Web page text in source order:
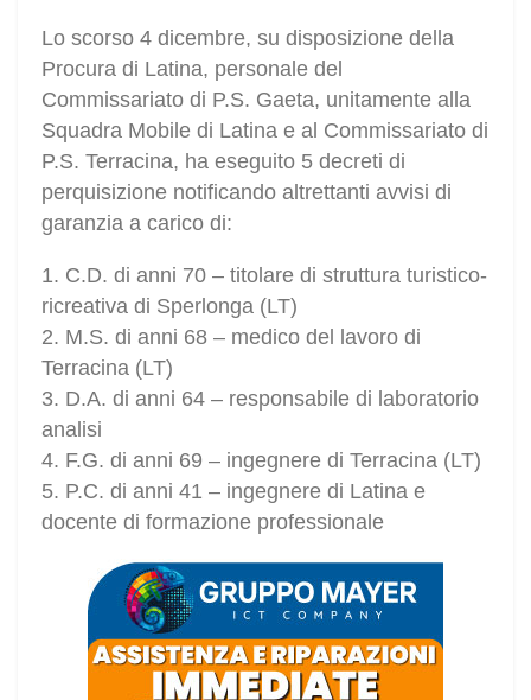
Lo scorso 4 dicembre, su disposizione della
Procura di Latina, personale del
Commissariato di P.S. Gaeta, unitamente alla
Squadra Mobile di Latina e al Commissariato di
P.S. Terracina, ha eseguito 5 decreti di
perquisizione notificando altrettanti avvisi di
garanzia a carico di:
1. C.D. di anni 70 – titolare di struttura turistico-
ricreativa di Sperlonga (LT)
2. M.S. di anni 68 – medico del lavoro di
Terracina (LT)
3. D.A. di anni 64 – responsabile di laboratorio
analisi
4. F.G. di anni 69 – ingegnere di Terracina (LT)
5. P.C. di anni 41 – ingegnere di Latina e
docente di formazione professionale